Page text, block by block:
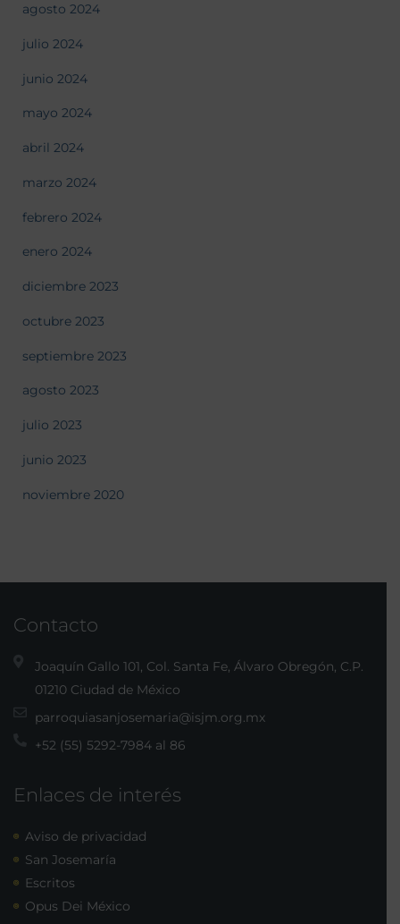
agosto 2024
julio 2024
junio 2024
mayo 2024
abril 2024
marzo 2024
febrero 2024
enero 2024
diciembre 2023
octubre 2023
septiembre 2023
agosto 2023
julio 2023
junio 2023
noviembre 2020
Contacto
Joaquín Gallo 101, Col. Santa Fe, Álvaro Obregón, C.P.
01210 Ciudad de México
parroquiasanjosemaria@isjm.org.mx
+52 (55) 5292-7984 al 86
Enlaces de interés
Aviso de privacidad
San Josemaría
Escritos
Opus Dei México